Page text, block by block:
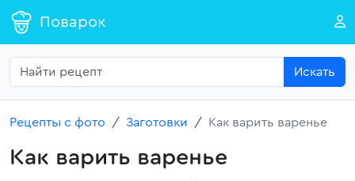
Поварок
Искать
Рецепты с фото Заготовки Как варить варенье
Как варить варенье